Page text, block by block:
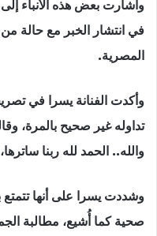
وأشارت بعض هذه الأنباء
في انتشار الخبر مع حالة
المصرية.
وأكدت الفنانة يسرا في
تداوله غير صحيح بالمرة،
والله.. الحمد لله ربنا
وشددت يسرا على أنها
صحية كما أُشيع، مطالبة